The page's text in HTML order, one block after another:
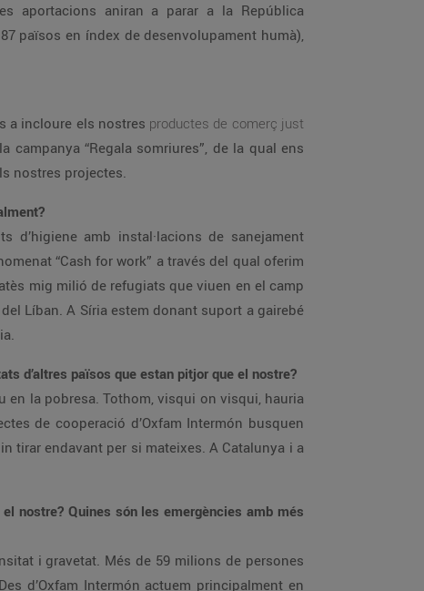
aportacions aniran a parar a la República
països en índex de desenvolupament humà),
a incloure els nostres productes de comerç just
“Regala somriures”, de la qual ens
nostres projectes.
d’higiene amb instal·lacions de sanejament
“Cash for work” a través del qual oferim
mig milió de refugiats que viuen en el camp
Líban. A Síria estem donant suport a gairebé
d’altres països que estan pitjor que el nostre?
en la pobresa. Tothom, visqui on visqui, hauria
de cooperació d’Oxfam Intermón busquen
tirar endavant per si mateixes. A Catalunya i a
nostre? Quines són les emergències amb més
i gravetat. Més de 59 milions de persones
d’Oxfam Intermón actuem principalment en